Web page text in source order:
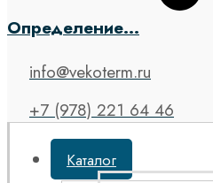
Определение...
info@vekoterm.ru
+7 (978) 221 64 46
Каталог